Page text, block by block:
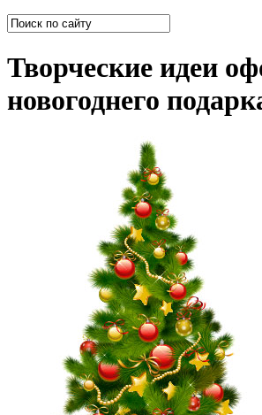
Творческие идеи
новогоднего